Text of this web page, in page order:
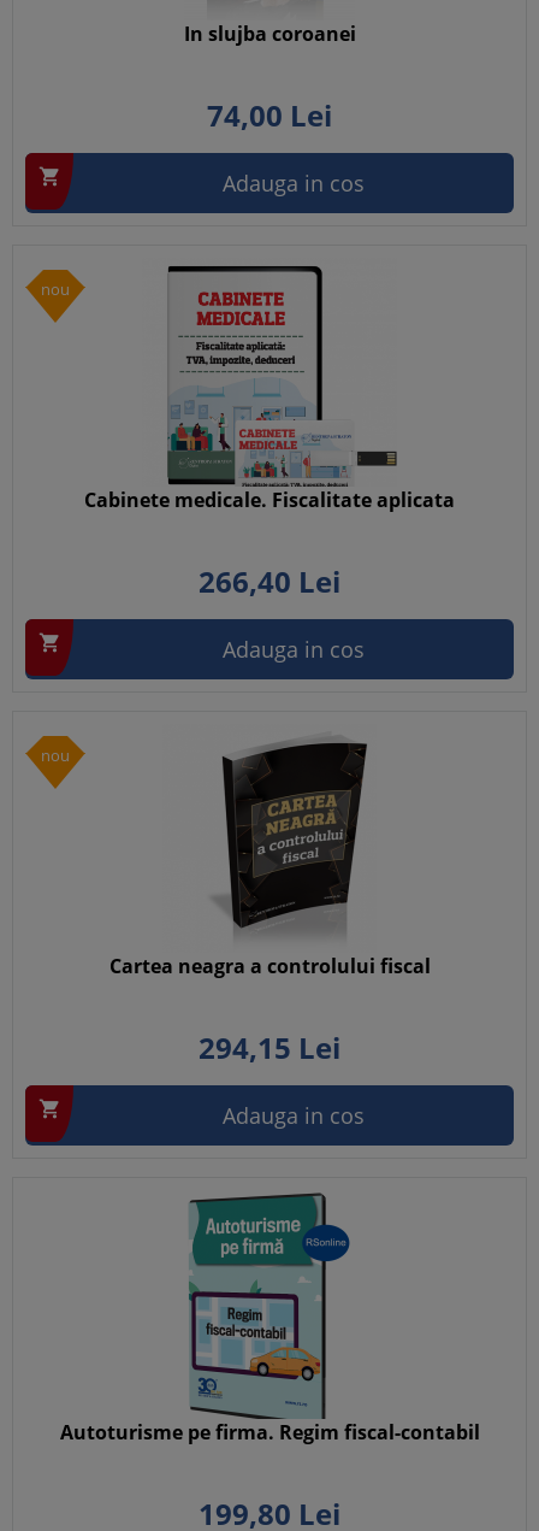
In slujba coroanei
74,00 Lei
 Adauga in cos
nou
Cabinete medicale. Fiscalitate aplicata
266,40 Lei
 Adauga in cos
nou
Cartea neagra a controlului fiscal
294,15 Lei
 Adauga in cos
Autoturisme pe firma. Regim fiscal-contabil
199,80 Lei